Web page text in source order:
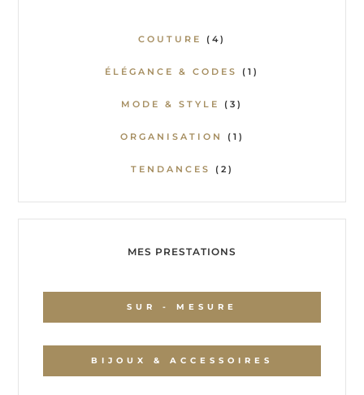
COUTURE (4)
ÉLÉGANCE & CODES (1)
MODE & STYLE (3)
ORGANISATION (1)
TENDANCES (2)
MES PRESTATIONS
SUR - MESURE
BIJOUX & ACCESSOIRES